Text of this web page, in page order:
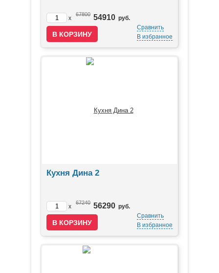
x
67800 54910 руб.
Сравнить
В избранное
Кухня Дина 2
x
67240 56290 руб.
Сравнить
В избранное